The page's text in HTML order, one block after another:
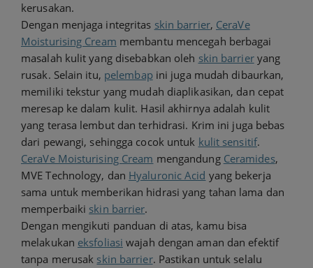
kerusakan.
Dengan menjaga integritas skin barrier, CeraVe
Moisturising Cream membantu mencegah berbagai
masalah kulit yang disebabkan oleh skin barrieryang
rusak. Selain itu, pelembapini juga mudah dibaurkan,
memiliki tekstur yang mudah diaplikasikan, dan cepat
meresap ke dalam kulit. Hasil akhirnya adalah kulit
yang terasa lembut dan terhidrasi. Krim ini juga bebas
dari pewangi, sehingga cocok untuk kulit sensitif.
CeraVe Moisturising Cream mengandung Ceramides,
MVE Technology, dan Hyaluronic Acid yang bekerja
sama untuk memberikan hidrasi yang tahan lama dan
memperbaiki skin barrier.
Dengan mengikuti panduan di atas, kamu bisa
melakukan eksfoliasi wajah dengan aman dan efektif
tanpa merusak skin barrier. Pastikan untuk selalu